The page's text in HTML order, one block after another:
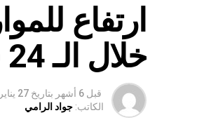
ارتفاع
خلال الـ 24 ساعة الماضية
قبل 6 أشهر بتاريخ 27 يناير 2026
الكاتب: جواد الرامي